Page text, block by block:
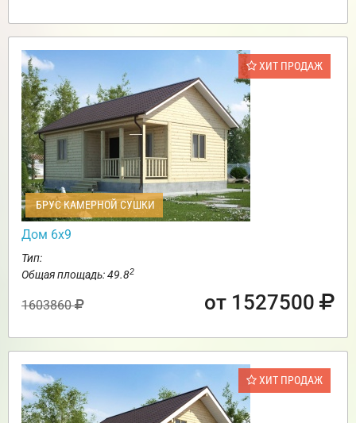
ХИТ ПРОДАЖ
БРУС КАМЕРНОЙ СУШКИ
Дом 6х9
Тип:
Общая площадь: 49.82
1603860 от 1527500
ХИТ ПРОДАЖ